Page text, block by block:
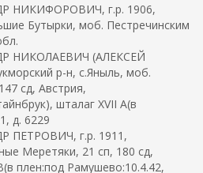
НИКИФОРОВИЧ, г.р. 1906,
Бутырки, моб. Пестречинским
НИКОЛАЕВИЧ (АЛЕКСЕЙ
р-н, с.Яныль, моб.
сд, Австрия,
шталаг XVII A(в
д. 6229
г.р. 1911,
Меретяки, 21 сп, 180 сд,
плен:под Рамушево:10.4.42,